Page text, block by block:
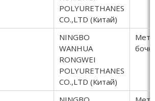
POLYURETHANES
CO.,LTD (Китай)
NINGBO
WANHUA
RONGWEI
POLYURETHANES
CO.,LTD (Китай)